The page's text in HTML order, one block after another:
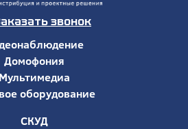
звонок
Домофония
Мультимедиа
оборудование
СКУД